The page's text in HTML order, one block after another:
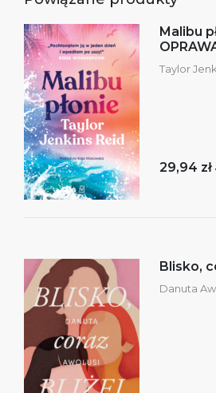
Malibu
Taylor
29,94 zł
Blisko,
Danuta